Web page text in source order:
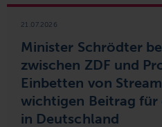
Minister Schrödter
zwischen ZDF und
Einbetten von
wichtigen Beitrag für
in Deutschland
21.07.2026